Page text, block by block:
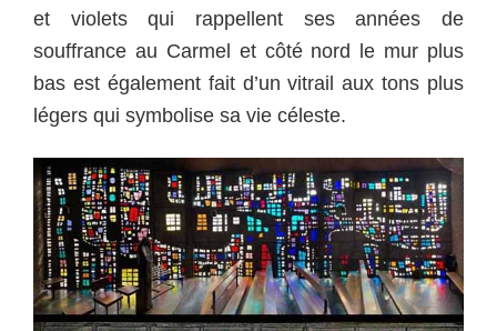
et violets qui rappellent ses années de
souffrance au Carmel et côté nord le mur plus
bas est également fait d’un vitrail aux tons plus
légers qui symbolise sa vie céleste.